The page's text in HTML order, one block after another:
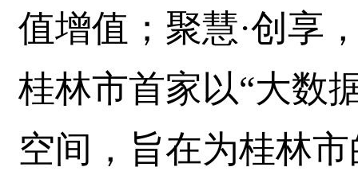
值增值；聚慧·创享
桂林市首家以“大数
空间，旨在为桂林